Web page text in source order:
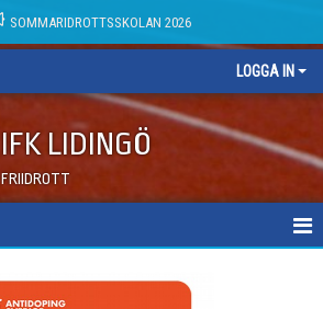
SOMMARIDROTTSSKOLAN 2026
LOGGA IN
IFK LIDINGÖ
FRIIDROTT